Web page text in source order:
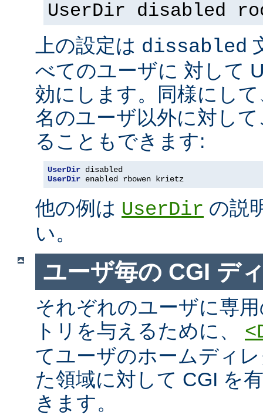
UserDir disabled
上の設定は dissabled
べてのユーザに 対して
効にします。同様にし
名のユーザ以外に対し
ることもできます:
UserDir disabled
UserDir enabled rbowen krietz
他の例は UserDir の説
い。
ユーザ毎の CGI デ
それぞれのユーザに専
トリを与えるために、
てユーザのホームディ
た領域に対して CGI を
きます。